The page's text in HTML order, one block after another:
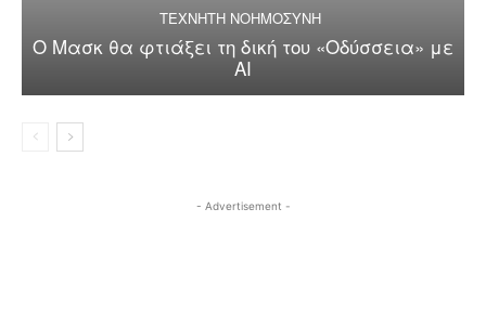
ΤΕΧΝΗΤΗ ΝΟΗΜΟΣΥΝΗ
Ο Μασκ θα φτιάξει τη δική του «Οδύσσεια» με
AI
- Advertisement -